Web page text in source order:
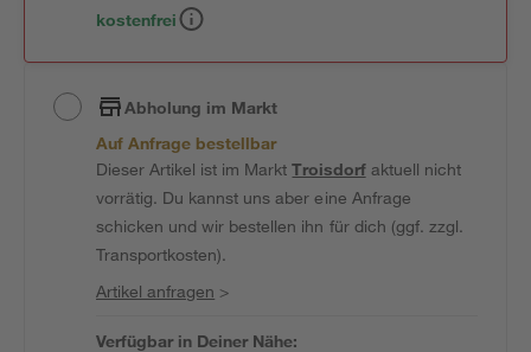
kostenfrei
Abholung im Markt
Auf Anfrage bestellbar
Dieser Artikel ist im MarktTroisdorfaktuell nicht
vorrätig. Du kannst uns aber eine Anfrage
schicken und wir bestellen ihn für dich (ggf. zzgl.
Transportkosten).
Artikel anfragen >
Verfügbar in Deiner Nähe: